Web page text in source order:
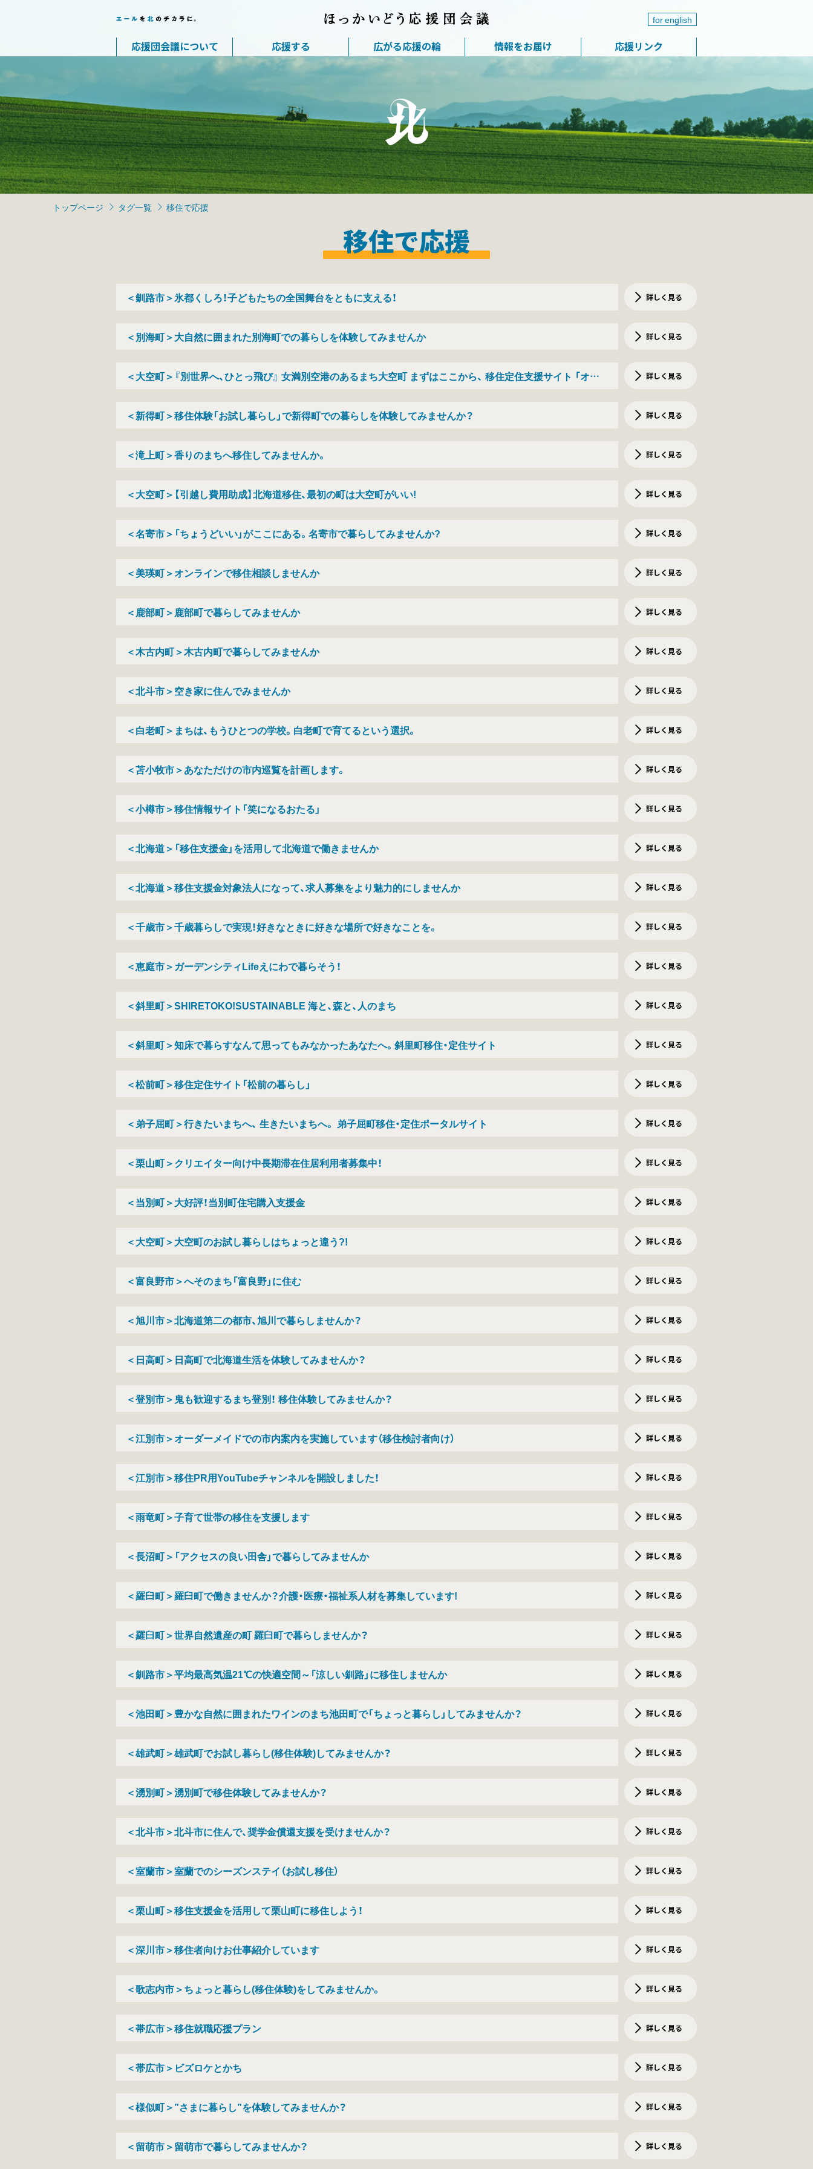
for english
応援団会議について 応援する 広がる応援の輪 情報をお届け 応援リンク
トップページ タグ一覧 移住で応援
移住で応援
＜釧路市＞氷都くしろ！子どもたちの全国舞台をともに支える！ 詳しく見る
＜別海町＞大自然に囲まれた別海町での暮らしを体験してみませんか 詳しく見る
＜大空町＞『別世界へ、ひとっ飛び』 女満別空港のあるまち大空町 まずはここから、 移住定住支援サイト 「オオ
詳しく見る
＜新得町＞移住体験「お試し暮らし」で新得町での暮らしを体験してみませんか？ 詳しく見る
＜滝上町＞香りのまちへ移住してみませんか。 詳しく見る
＜大空町＞【引越し費用助成】北海道移住、最初の町は大空町がいい! 詳しく見る
＜名寄市＞「ちょうどいい」がここにある。名寄市で暮らしてみませんか? 詳しく見る
＜美瑛町＞オンラインで移住相談しませんか 詳しく見る
＜鹿部町＞鹿部町で暮らしてみませんか 詳しく見る
＜木古内町＞木古内町で暮らしてみませんか 詳しく見る
＜北斗市＞空き家に住んでみませんか 詳しく見る
＜白老町＞まちは、もうひとつの学校。白老町で育てるという選択。 詳しく見る
＜苫小牧市＞あなただけの市内巡覧を計画します。 詳しく見る
＜小樽市＞移住情報サイト「笑になるおたる」 詳しく見る
＜北海道＞「移住支援金」を活用して北海道で働きませんか 詳しく見る
＜北海道＞移住支援金対象法人になって、求人募集をより魅力的にしませんか 詳しく見る
＜千歳市＞千歳暮らしで実現！好きなときに好きな場所で好きなことを。 詳しく見る
＜恵庭市＞ガーデンシティLifeえにわで暮らそう！ 詳しく見る
＜斜里町＞SHIRETOKO!SUSTAINABLE 海と、森と、人のまち 詳しく見る
＜斜里町＞知床で暮らすなんて思ってもみなかったあなたへ。斜里町移住・定住サイト 詳しく見る
＜松前町＞移住定住サイト「松前の暮らし」 詳しく見る
＜弟子屈町＞行きたいまちへ、 生きたいまちへ。 弟子屈町移住・定住ポータルサイト 詳しく見る
＜栗山町＞クリエイター向け中長期滞在住居利用者募集中！ 詳しく見る
＜当別町＞大好評！当別町住宅購入支援金 詳しく見る
＜大空町＞大空町のお試し暮らしはちょっと違う?! 詳しく見る
＜富良野市＞へそのまち「富良野」に住む 詳しく見る
＜旭川市＞北海道第二の都市、旭川で暮らしませんか？ 詳しく見る
＜日高町＞日高町で北海道生活を体験してみませんか？ 詳しく見る
＜登別市＞鬼も歓迎するまち登別！ 移住体験してみませんか？ 詳しく見る
＜江別市＞オーダーメイドでの市内案内を実施しています（移住検討者向け） 詳しく見る
＜江別市＞移住PR用YouTubeチャンネルを開設しました！ 詳しく見る
＜雨竜町＞子育て世帯の移住を支援します 詳しく見る
＜長沼町＞「アクセスの良い田舎」で暮らしてみませんか 詳しく見る
＜羅臼町＞羅臼町で働きませんか？介護・医療・福祉系人材を募集しています! 詳しく見る
＜羅臼町＞世界自然遺産の町 羅臼町で暮らしませんか？ 詳しく見る
＜釧路市＞平均最高気温21℃の快適空間～「涼しい釧路」に移住しませんか 詳しく見る
＜池田町＞豊かな自然に囲まれたワインのまち池田町で「ちょっと暮らし」してみませんか？ 詳しく見る
＜雄武町＞雄武町でお試し暮らし(移住体験)してみませんか？ 詳しく見る
＜湧別町＞湧別町で移住体験してみませんか？ 詳しく見る
＜北斗市＞北斗市に住んで、奨学金償還支援を受けませんか？ 詳しく見る
＜室蘭市＞室蘭でのシーズンステイ（お試し移住） 詳しく見る
＜栗山町＞移住支援金を活用して栗山町に移住しよう！ 詳しく見る
＜深川市＞移住者向けお仕事紹介しています 詳しく見る
＜歌志内市＞ちょっと暮らし(移住体験)をしてみませんか。 詳しく見る
＜帯広市＞移住就職応援プラン 詳しく見る
＜帯広市＞ビズロケとかち 詳しく見る
＜様似町＞”さまに暮らし”を体験してみませんか？ 詳しく見る
＜留萌市＞留萌市で暮らしてみませんか？ 詳しく見る